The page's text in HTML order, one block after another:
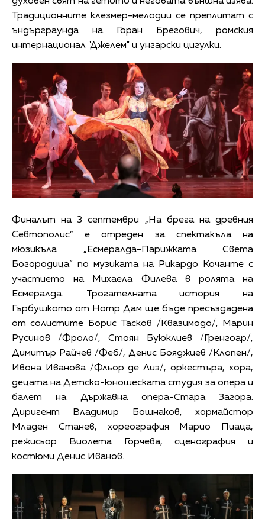
Традиционните клезмер-мелодии се преплитат с
ъндърграунда на Горан Брегович, ромския
интернационал "Джелем" и унгарски цигулки.
Финалът на 3 септември „На брега на древния
Севтополис” е отреден за спектакъла на
мюзикъла „Есмералда-Парижката Света
Богородица” по музиката на Рикардо Кочанте с
участието на Михаела Филева в ролята на
Есмералда. Трогателната история на
Гърбушкото от Нотр Дам ще бъде пресъздадена
от солистите Борис Тасков /Квазимодо/, Марин
Русинов /Фроло/, Стоян Буюклиев /Гренгоар/,
Димитър Райчев /Феб/, Денис Бояджиев /Клопен/,
Ивона Иванова /Фльор де Лиз/, оркестъра, хора,
децата на Детско-юношеската студия за опера и
балет на Държавна опера-Стара Загора.
Диригент Владимир Бошнаков, хормайстор
Младен Станев, хореография Марио Пиаца,
режисьор Виолета Горчева, сценография и
костюми Денис Иванов.